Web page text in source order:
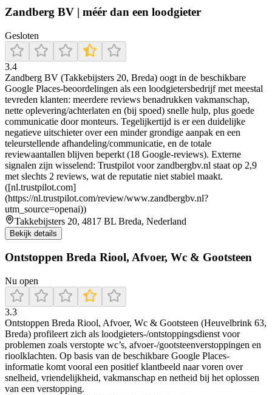
Zandberg BV | méér dan een loodgieter
Gesloten
3.4
Zandberg BV (Takkebijsters 20, Breda) oogt in de beschikbare
Google Places-beoordelingen als een loodgietersbedrijf met meestal
tevreden klanten: meerdere reviews benadrukken vakmanschap,
nette oplevering/achterlaten en (bij spoed) snelle hulp, plus goede
communicatie door monteurs. Tegelijkertijd is er een duidelijke
negatieve uitschieter over een minder grondige aanpak en een
teleurstellende afhandeling/communicatie, en de totale
reviewaantallen blijven beperkt (18 Google-reviews). Externe
signalen zijn wisselend: Trustpilot voor zandbergbv.nl staat op 2,9
met slechts 2 reviews, wat de reputatie niet stabiel maakt.
([nl.trustpilot.com]
(https://nl.trustpilot.com/review/www.zandbergbv.nl?
utm_source=openai))
Takkebijsters 20, 4817 BL Breda, Nederland
Bekijk details
Ontstoppen Breda Riool, Afvoer, Wc & Gootsteen
Nu open
3.3
Ontstoppen Breda Riool, Afvoer, Wc & Gootsteen (Heuvelbrink 63,
Breda) profileert zich als loodgieters-/ontstoppingsdienst voor
problemen zoals verstopte wc’s, afvoer-/gootsteenverstoppingen en
rioolklachten. Op basis van de beschikbare Google Places-
informatie komt vooral een positief klantbeeld naar voren over
snelheid, vriendelijkheid, vakmanschap en netheid bij het oplossen
van een verstopping.